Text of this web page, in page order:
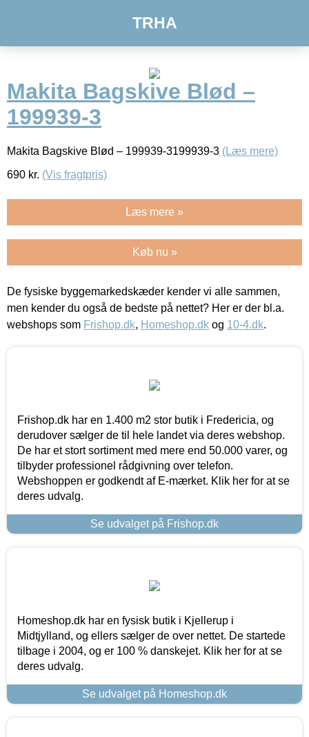
TRHA
Makita Bagskive Blød –
199939-3
Makita Bagskive Blød – 199939-3199939-3 (Læs mere)
690 kr. (Vis fragtpris)
Læs mere »
Køb nu »
De fysiske byggemarkedskæder kender vi alle sammen,
men kender du også de bedste på nettet? Her er der bl.a.
webshops som Frishop.dk, Homeshop.dk og 10-4.dk.
Frishop.dk har en 1.400 m2 stor butik i Fredericia, og
derudover sælger de til hele landet via deres webshop.
De har et stort sortiment med mere end 50.000 varer, og
tilbyder professionel rådgivning over telefon.
Webshoppen er godkendt af E-mærket. Klik her for at se
deres udvalg.
Se udvalget på Frishop.dk
Homeshop.dk har en fysisk butik i Kjellerup i
Midtjylland, og ellers sælger de over nettet. De startede
tilbage i 2004, og er 100 % danskejet. Klik her for at se
deres udvalg.
Se udvalget på Homeshop.dk